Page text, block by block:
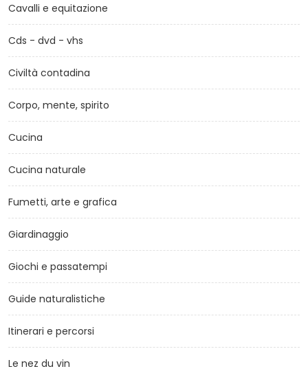
Cavalli e equitazione
Cds - dvd - vhs
Civiltà contadina
Corpo, mente, spirito
Cucina
Cucina naturale
Fumetti, arte e grafica
Giardinaggio
Giochi e passatempi
Guide naturalistiche
Itinerari e percorsi
Le nez du vin